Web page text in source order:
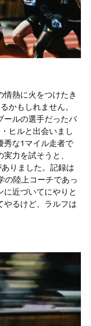
情熱に火をつけたき
かもしれません。
ールの選手だったバ
ヒルと出会いまし
秀な1マイル走者で
力を試そうと、
りました。記録は
の陸上コーチであっ
に近づいてにやりと
やるけど、ラルフは